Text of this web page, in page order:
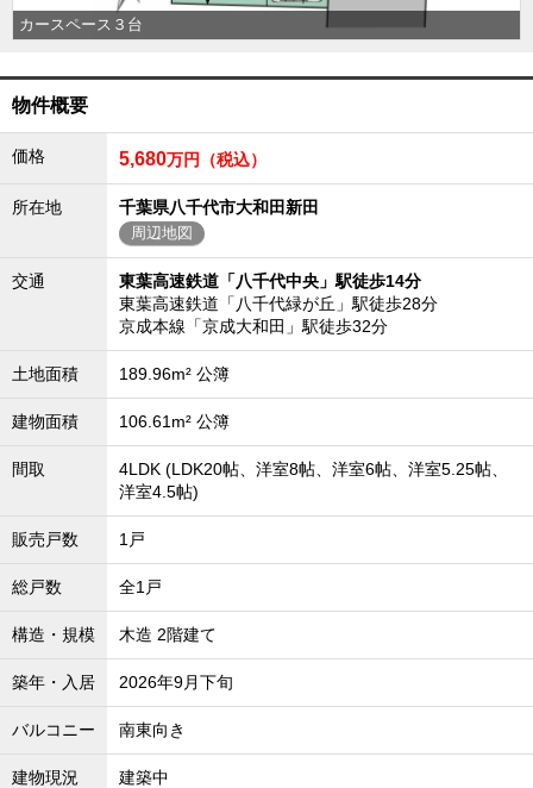
カースペース３台
物件概要
価格 5,680万円（税込）
所在地 千葉県八千代市大和田新田
周辺地図
交通
東葉高速鉄道「八千代中央」駅徒歩14分
東葉高速鉄道「八千代緑が丘」駅徒歩28分
京成本線「京成大和田」駅徒歩32分
土地面積 189.96m² 公簿
建物面積 106.61m² 公簿
間取
4LDK (LDK20帖、洋室8帖、洋室6帖、洋室5.25帖、
洋室4.5帖)
販売戸数 1戸
総戸数 全1戸
構造・規模 木造 2階建て
築年・入居 2026年9月下旬
バルコニー 南東向き
建物現況 建築中
千葉市エリアのマンション
千葉市エリアの土地
外房エリアの新築一戸建
外房エリアの土地
内房エリア
内房エリアの新築一戸建
内房エリアの中古一戸建
内房エリアのマンション
内房エリアの土地
東京全域エリア
東京全域エリアの新築一戸建
東京全域エリアのマンション
東京全域エリアの土地
神奈川全域エリア
神奈川全域エリアの新築一戸建
神奈川全域エリアのマンション
神奈川全域エリアの土地
沖縄全域エリアの新築一戸建
沖縄全域エリアの中古一戸建
沖縄全域エリアのマンション